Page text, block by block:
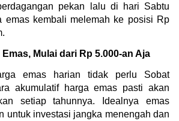
pekan lalu di hari Sabtu
emas kembali melemah ke posisi Rp
Mulai dari Rp 5.000-an Aja
emas harian tidak perlu Sobat
akumulatif harga emas pasti akan
setiap tahunnya. Idealnya emas
untuk investasi jangka menengah dan